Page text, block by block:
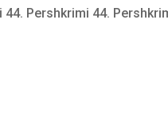
Pershkrimi 44.